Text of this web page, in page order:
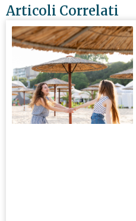
Articoli Correlati